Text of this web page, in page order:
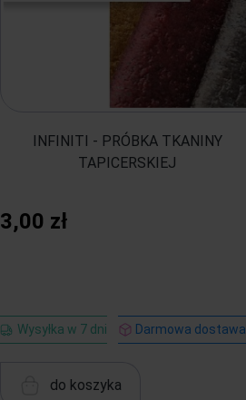
INFINITI - PRÓBKA TKANINY
TAPICERSKIEJ
3,00 zł
Wysyłka w 7 dni Darmowa dostawa
do koszyka